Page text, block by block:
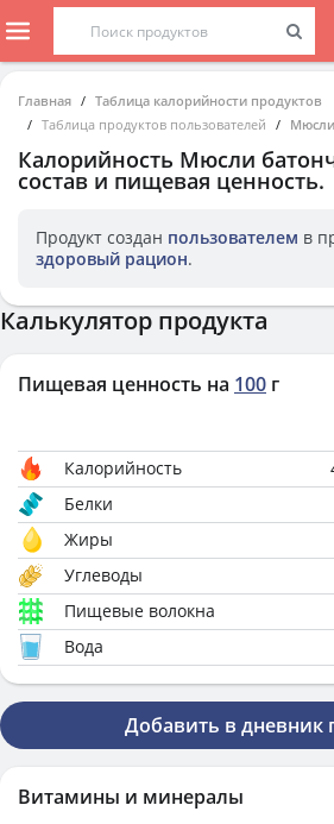
Главная
Таблица калорийности продуктов
Таблица продуктов пользователей
Калорийность Мюсли
состав и пищевая ценность.
Продукт создан пользователем в
здоровый рацион.
Калькулятор продукта
Пищевая ценность на 100 г
Калорийность
Белки
Жиры
Углеводы
Пищевые волокна
Вода
Добавить в дневник
Витамины и минералы